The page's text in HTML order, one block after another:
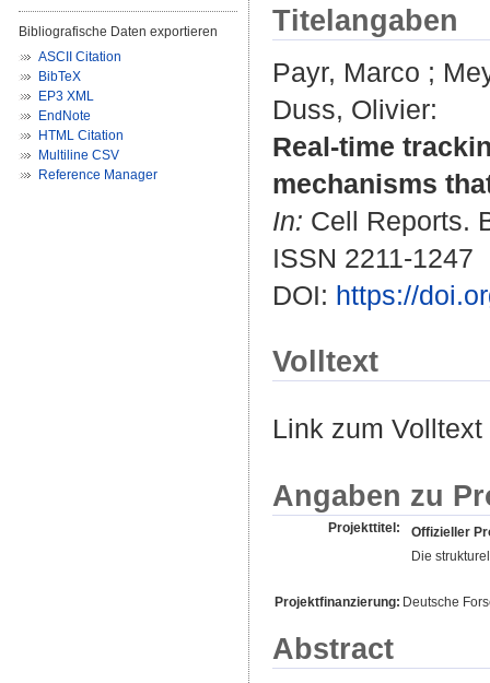
Bibliografische Daten exportieren
ASCII Citation
BibTeX
EP3 XML
EndNote
HTML Citation
Multiline CSV
Reference Manager
Titelangaben
Payr, Marco ;
Duss, Olivier:
Real-time
mechanisms
In: Cell Reports.
ISSN 2211-1247
DOI: https://
Volltext
Link zum
Angaben zu
Projekttitel:
Offizieller
Die
Projektfinanzierung: Deutsche
Abstract